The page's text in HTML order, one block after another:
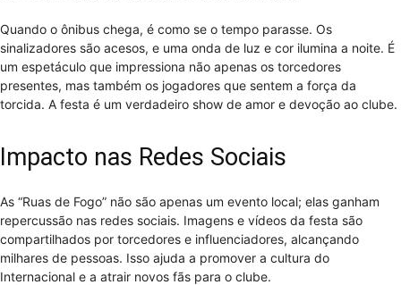
Quando o ônibus chega, é como se o tempo parasse. Os
sinalizadores são acesos, e uma onda de luz e cor ilumina a noite. É
um espetáculo que impressiona não apenas os torcedores
presentes, mas também os jogadores que sentem a força da
torcida. A festa é um verdadeiro show de amor e devoção ao clube.
Impacto nas Redes Sociais
As “Ruas de Fogo” não são apenas um evento local; elas ganham
repercussão nas redes sociais. Imagens e vídeos da festa são
compartilhados por torcedores e influenciadores, alcançando
milhares de pessoas. Isso ajuda a promover a cultura do
Internacional e a atrair novos fãs para o clube.